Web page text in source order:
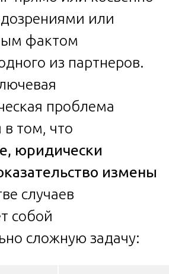
или
фактом
из партнеров.
проблема
в том, что
юридически
измены
случаев
собой
сложную задачу: